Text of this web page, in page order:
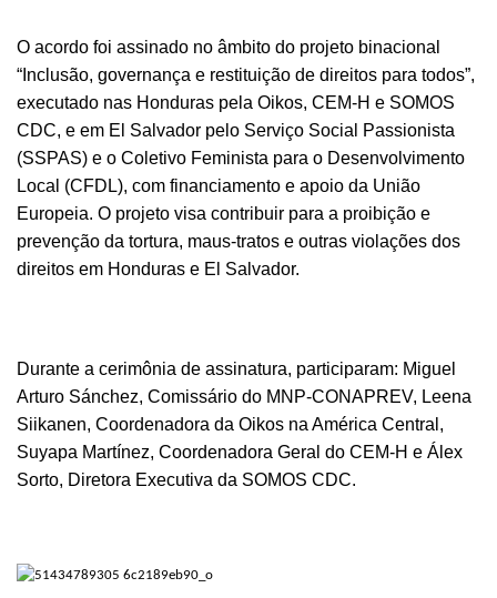
O acordo foi assinado no âmbito do projeto binacional
“Inclusão, governança e restituição de direitos para todos”,
executado nas Honduras pela Oikos, CEM-H e SOMOS
CDC, e em El Salvador pelo Serviço Social Passionista
(SSPAS) e o Coletivo Feminista para o Desenvolvimento
Local (CFDL), com financiamento e apoio da União
Europeia. O projeto visa contribuir para a proibição e
prevenção da tortura, maus-tratos e outras violações dos
direitos em Honduras e El Salvador.
Durante a cerimônia de assinatura, participaram: Miguel
Arturo Sánchez, Comissário do MNP-CONAPREV, Leena
Siikanen, Coordenadora da Oikos na América Central,
Suyapa Martínez, Coordenadora Geral do CEM-H e Álex
Sorto, Diretora Executiva da SOMOS CDC.